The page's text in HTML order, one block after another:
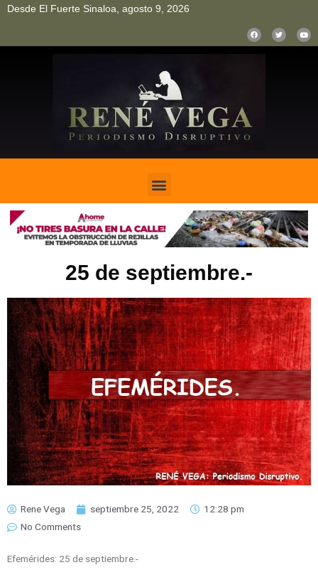
Desde El Fuerte Sinaloa, agosto 9, 2026
25 de septiembre.-
Rene Vega septiembre 25, 2022
12:28 pm
No Comments
Efemérides: 25 de septiembre.-